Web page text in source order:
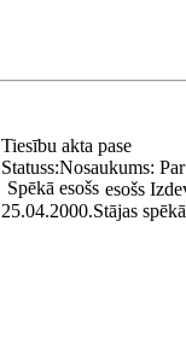
Tiesību akta pase
Nosaukums:
Statuss:
Spēkā esošs esošs
25.04.2000.Stājas